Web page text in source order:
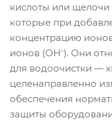
кислоты или
которые при
концентрацию
ионов (OH⁻). Они
для водоочистки —
целенаправленно
обеспечения
защиты